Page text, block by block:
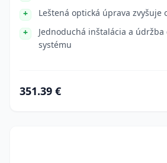
Leštená optická úprava zvyšuje
Jednoduchá inštalácia a
systému
351.39 €